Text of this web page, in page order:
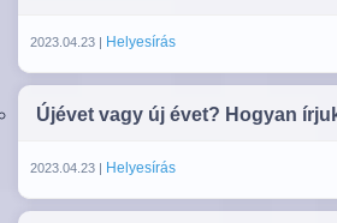
2023.04.23 | Helyesírás
Újévet vagy új évet? Hogyan
2023.04.23 | Helyesírás